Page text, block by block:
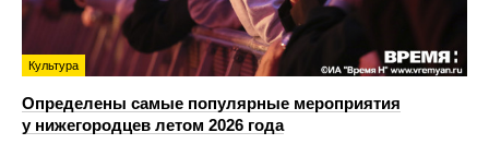
Культура
Определены самые популярные мероприятия
у нижегородцев летом 2026 года